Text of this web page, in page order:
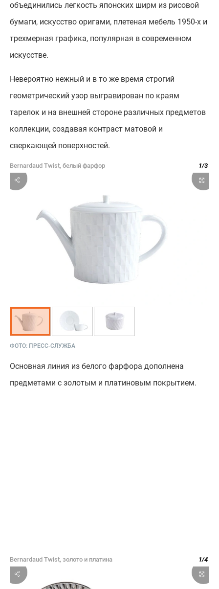
объединились легкость японских ширм из рисовой
бумаги, искусство оригами, плетеная мебель 1950-х и
трехмерная графика, популярная в современном
искусстве.
Невероятно нежный и в то же время строгий
геометрический узор выгравирован по краям
тарелок и на внешней стороне различных предметов
коллекции, создавая контраст матовой и
сверкающей поверхностей.
Bernardaud Twist, белый фарфор 1/3
ФОТО: ПРЕСС-СЛУЖБА
Основная линия из белого фарфора дополнена
предметами с золотым и платиновым покрытием.
Bernardaud Twist, золото и платина 1/4